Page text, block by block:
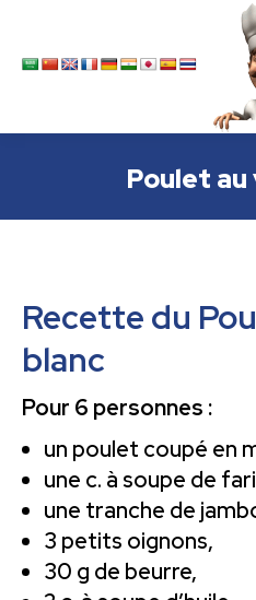
Poulet au
Recette du
blanc
Pour 6 personnes :
un poulet coupé en
une c. à soupe de
une tranche de
3 petits oignons,
30 g de beurre,